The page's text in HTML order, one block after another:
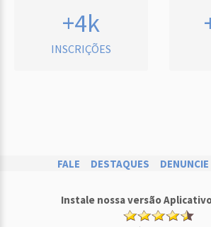
+4k
INSCRIÇÕES
FALE DESTAQUES DENUNCIE
Instale nossa versão